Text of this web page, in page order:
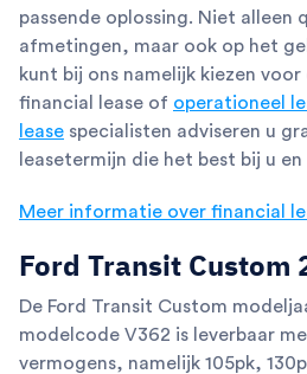
passende oplossing. Niet alleen
afmetingen, maar ook op het
kunt bij ons namelijk kiezen
financial lease of operationeel
lease specialisten adviseren u
leasetermijn die het best bij u
Meer informatie over financial
Ford Transit Custom
De Ford Transit Custom
modelcode V362 is leverbaar
vermogens, namelijk 105pk,